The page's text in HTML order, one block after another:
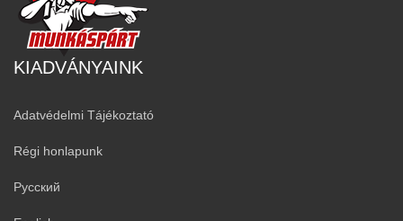
KIADVÁNYAINK
Adatvédelmi Tájékoztató
Régi honlapunk
Русский